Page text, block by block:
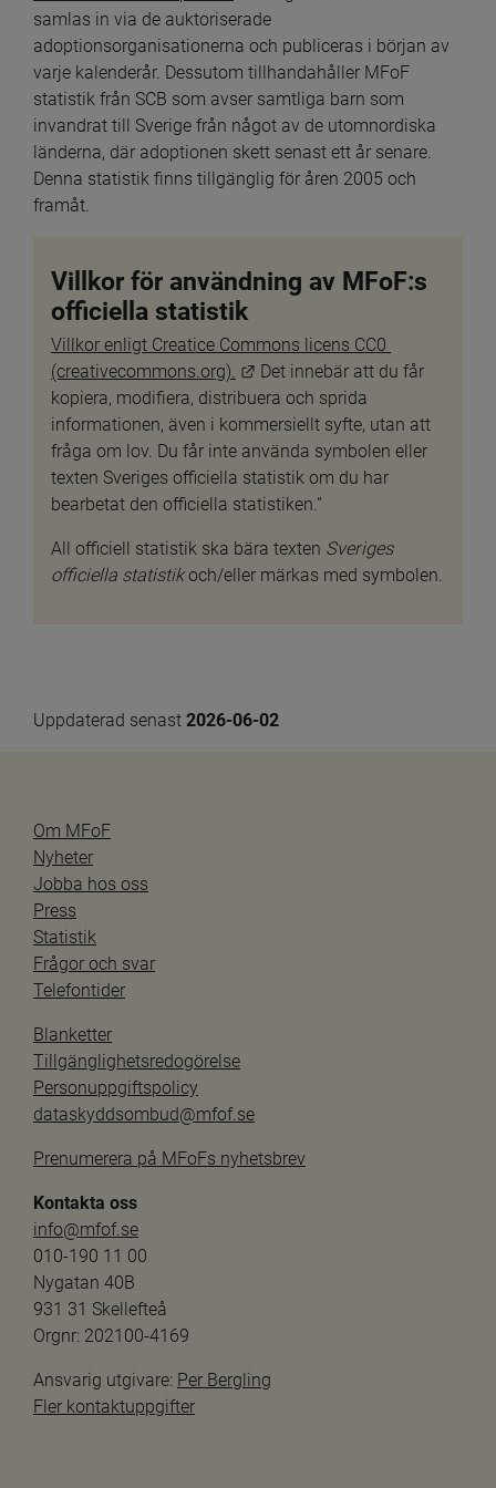
samlas in via de auktoriserade
adoptionsorganisationerna och publiceras i början av
varje kalenderår. Dessutom tillhandahåller MFoF
statistik från SCB som avser samtliga barn som
invandrat till Sverige från något av de utomnordiska
länderna, där adoptionen skett senast ett år senare.
Denna statistik finns tillgänglig för åren 2005 och
framåt.
Villkor för användning av MFoF:s
officiella statistik
Villkor enligt Creatice Commons licens CC0
(creativecommons.org).
Länk till annan webbplats.
Det innebär att du får
kopiera, modifiera, distribuera och sprida
informationen, även i kommersiellt syfte, utan att
fråga om lov. Du får inte använda symbolen eller
texten Sveriges officiella statistik om du har
bearbetat den officiella statistiken.”
All officiell statistik ska bära texten Sveriges
officiella statistik och/eller märkas med symbolen.
Uppdaterad senast 2026-06-02
Om MFoF
Nyheter
Jobba hos oss
Press
Statistik
Frågor och svar
Telefontider
Blanketter
Tillgänglighetsredogörelse
Personuppgiftspolicy
dataskyddsombud@mfof.se
Prenumerera på MFoFs nyhetsbrev
Kontakta oss
info@mfof.se
010-190 11 00
Nygatan 40B
931 31 Skellefteå
Orgnr: 202100-4169
Ansvarig utgivare: Per Bergling
Fler kontaktuppgifter